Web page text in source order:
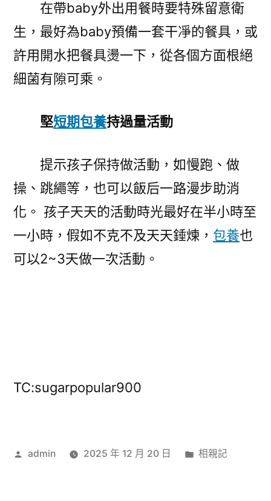
在帶baby外出用餐時要特殊留意衛
生，最好為baby預備一套干凈的餐具，或
許用開水把餐具燙一下，從各個方面根絕
細菌有隙可乘。
堅短期包養持過量活動
提示孩子保持做活動，如慢跑、做
操、跳繩等，也可以飯后一路漫步助消
化。 孩子天天的活動時光最好在半小時至
一小時，假如不克不及天天錘煉， 包養也
可以2~3天做一次活動。
TC:sugarpopular900
作
admin 2025 年 12 月 20 日
分
相親記